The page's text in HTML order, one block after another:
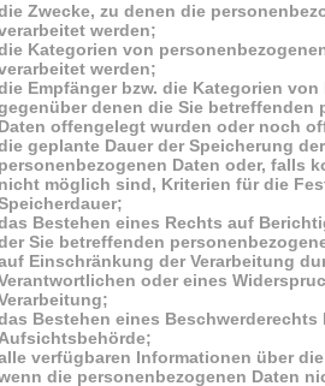
Zwecke, zu denen die
werden;
Kategorien von
werden;
Empfänger bzw. die Kategorien von
denen die Sie betreffenden
offengelegt wurden oder noch
geplante Dauer der Speicherung
Daten oder, falls
möglich sind, Kriterien für die
Bestehen eines Rechts auf
Sie betreffenden
Einschränkung der Verarbeitung
oder eines
Bestehen eines Beschwerderechts
verfügbaren Informationen über
die personenbezogenen Daten